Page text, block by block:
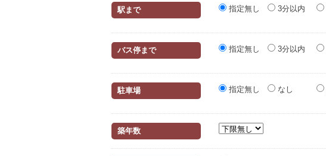
駅まで 指定無し 3分以内
バス停まで 指定無し 3分以内
駐車場 指定無し なし
築年数